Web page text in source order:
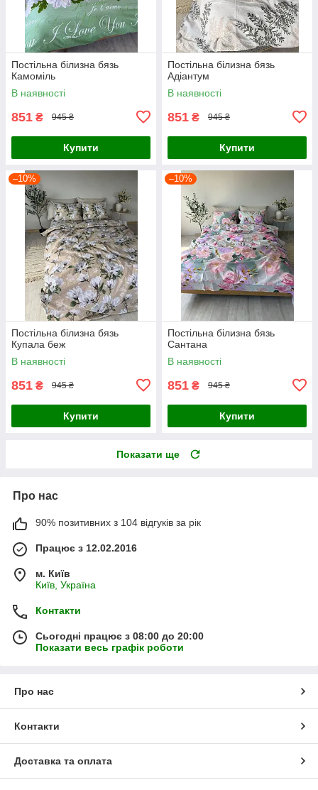
Постільна білизна бязь
Камоміль
В наявності
851 ₴ 945 ₴
Купити
Постільна білизна бязь
Адіантум
В наявності
851 ₴ 945 ₴
Купити
–10%
Постільна білизна бязь
Купала беж
В наявності
851 ₴ 945 ₴
Купити
–10%
Постільна білизна бязь
Сантана
В наявності
851 ₴ 945 ₴
Купити
Показати ще
Про нас
90% позитивних з 104 відгуків за рік
Працює з 12.02.2016
м. Київ
Київ, Україна
Контакти
Сьогодні працює з 08:00 до 20:00
Показати весь графік роботи
Про нас
Контакти
Доставка та оплата